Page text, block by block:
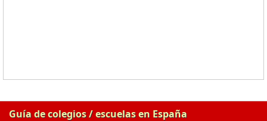
Guía de colegios / escuelas en España